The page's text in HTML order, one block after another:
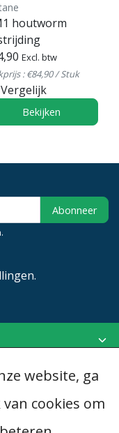
houtworm
Excl. btw
: €84,90 / Stuk
Vergelijk
Bekijken
Abonneer
website, ga
cookies om